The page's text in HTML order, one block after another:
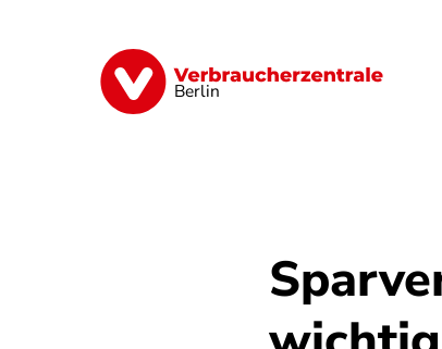
Berlin
Finanzen Digitales